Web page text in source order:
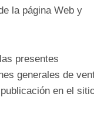
la página Web y
presentes
generales de
en el